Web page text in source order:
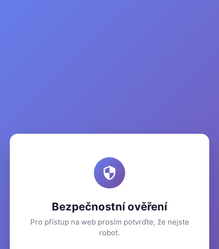
Bezpečnostní ověření
Pro přístup na web prosím potvrďte, že nejste
robot.